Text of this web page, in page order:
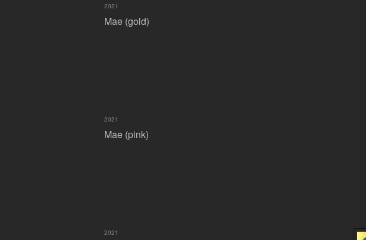
Mae (gold)
2021
Mae (pink)
2021
2021